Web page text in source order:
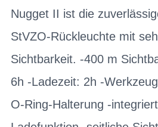
Nugget II ist die
StVZO-Rückleuchte mit
Sichtbarkeit. -400 m
6h -Ladezeit: 2h -
O-Ring-Halterung -